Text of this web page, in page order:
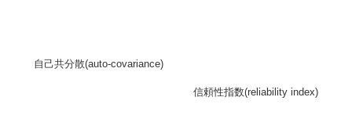
自己共分散(auto-covariance)
信頼性指数(reliability index)